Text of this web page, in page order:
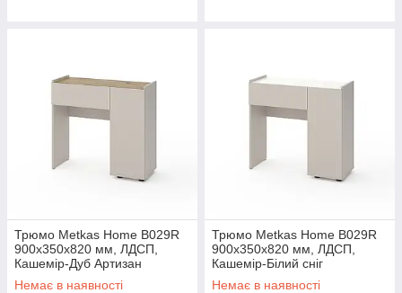
Трюмо Metkas Home B029R
900х350х820 мм, ЛДСП,
Кашемір-Дуб Артизан
(M029RKDA)
Немає в наявності
Трюмо Metkas Home B029R
900х350х820 мм, ЛДСП,
Кашемір-Білий сніг
(M029RKW)
Немає в наявності